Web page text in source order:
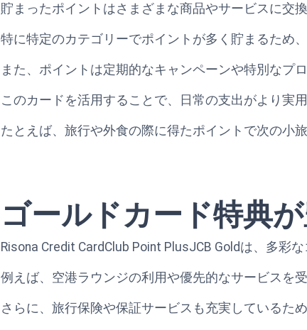
貯まったポイントはさまざまな商品やサービスに交
特に特定のカテゴリーでポイントが多く貯まるため
また、ポイントは定期的なキャンペーンや特別なプ
このカードを活用することで、日常の支出がより実
たとえば、旅行や外食の際に得たポイントで次の小
ゴールドカード特典
Risona Credit CardClub Point PlusJCB Goldは、多彩
例えば、空港ラウンジの利用や優先的なサービスを
さらに、旅行保険や保証サービスも充実しているた